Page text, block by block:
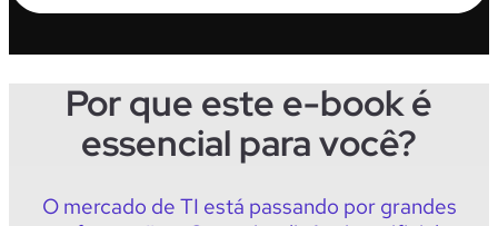
Por que este e-book é
essencial para você?
O mercado de TI está passando por grandes